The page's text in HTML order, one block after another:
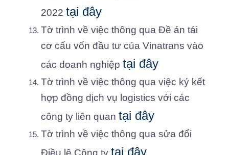
2022 tại đây
Tờ trình về việc thông qua Đề án tái
cơ cấu vốn đầu tư của Vinatrans vào
các doanh nghiệp tại đây
Tờ trình về việc thông qua việc ký kết
hợp đồng dịch vụ logistics với các
công ty liên quan tại đây
Tờ trình về việc thông qua sửa đổi
Điều lệ Công ty tại đây